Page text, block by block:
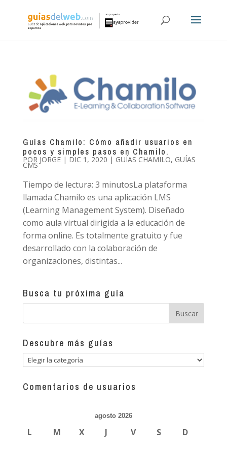
Guías Chamilo: Cómo añadir usuarios en
pocos y simples pasos en Chamilo.
POR JORGE| DIC 1, 2020 | GUÍAS CHAMILO, GUÍAS
CMS
Tiempo de lectura: 3 minutosLa plataforma
llamada Chamilo es una aplicación LMS
(Learning Management System). Diseñado
como aula virtual dirigida a la educación de
forma online. Es totalmente gratuito y fue
desarrollado con la colaboración de
organizaciones, distintas...
Busca tu próxima guía
Descubre más guías
Descubre
guías
Comentarios de usuarios
agosto 2026
L M X J V S D